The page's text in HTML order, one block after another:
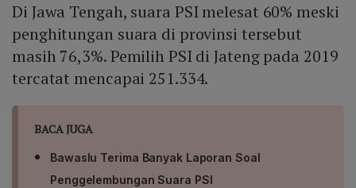
Di Jawa Tengah, suara PSI melesat 60% meski
penghitungan suara di provinsi tersebut
masih 76,3%. Pemilih PSI di Jateng pada 2019
tercatat mencapai 251.334.
BACA JUGA
Bawaslu Terima Banyak Laporan Soal
Penggelembungan Suara PSI